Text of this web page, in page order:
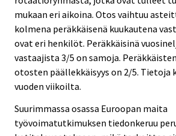
mukaan eri aikoina. Otos vaihtuu
kolmena peräkkäisenä kuukautena
ovat eri henkilöt. Peräkkäisinä
vastaajista 3/5 on samoja.
otosten päällekkäisyys on 2/5. Tietoja
vuoden viikoilta.
Suurimmassa osassa Euroopan maita
työvoimatutkimuksen tiedonkeruu